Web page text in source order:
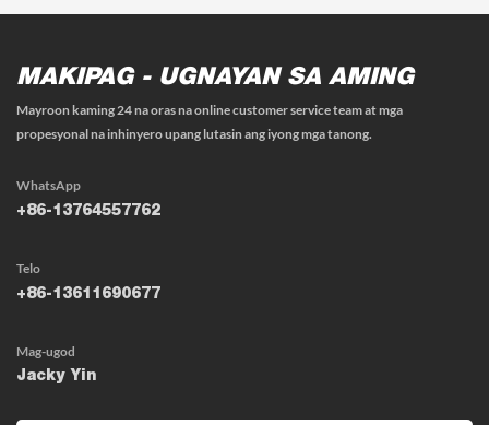
MAKIPAG - UGNAYAN SA AMING
Mayroon kaming 24 na oras na online customer service team at mga
propesyonal na inhinyero upang lutasin ang iyong mga tanong.
WhatsApp
+86-13764557762
Telo
+86-13611690677
Mag-ugod
Jacky Yin